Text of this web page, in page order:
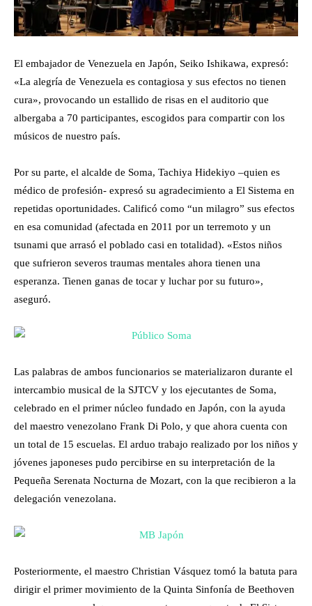
El embajador de Venezuela en Japón, Seiko Ishikawa, expresó:
«La alegría de Venezuela es contagiosa y sus efectos no tienen
cura», provocando un estallido de risas en el auditorio que
albergaba a 70 participantes, escogidos para compartir con los
músicos de nuestro país.
Por su parte, el alcalde de Soma, Tachiya Hidekiyo –quien es
médico de profesión- expresó su agradecimiento a El Sistema en
repetidas oportunidades. Calificó como “un milagro” sus efectos
en esa comunidad (afectada en 2011 por un terremoto y un
tsunami que arrasó el poblado casi en totalidad). «Estos niños
que sufrieron severos traumas mentales ahora tienen una
esperanza. Tienen ganas de tocar y luchar por su futuro»,
aseguró.
Las palabras de ambos funcionarios se materializaron durante el
intercambio musical de la SJTCV y los ejecutantes de Soma,
celebrado en el primer núcleo fundado en Japón, con la ayuda
del maestro venezolano Frank Di Polo, y que ahora cuenta con
un total de 15 escuelas. El arduo trabajo realizado por los niños y
jóvenes japoneses pudo percibirse en su interpretación de la
Pequeña Serenata Nocturna de Mozart, con la que recibieron a la
delegación venezolana.
Posteriormente, el maestro Christian Vásquez tomó la batuta para
dirigir el primer movimiento de la Quinta Sinfonía de Beethoven